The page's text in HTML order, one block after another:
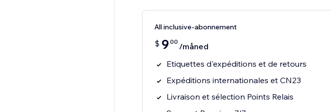
All inclusive-abonnement
$ 9 00 /måned
Etiquettes d'expéditions et de retours
Expéditions internationales et CN23
Livraison et sélection Points Relais